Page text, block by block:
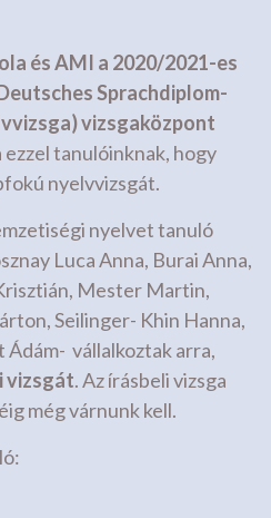
és AMI a 2020/2021-es
Sprachdiplom-
vizsgaközpont
tanulóinknak, hogy
nyelvvizsgát.
nyelvet tanuló
Luca Anna, Burai Anna,
Mester Martin,
Seilinger- Khin Hanna,
Ádám- vállalkoztak arra,
vizsgát. Az írásbeli vizsga
még várnunk kell.